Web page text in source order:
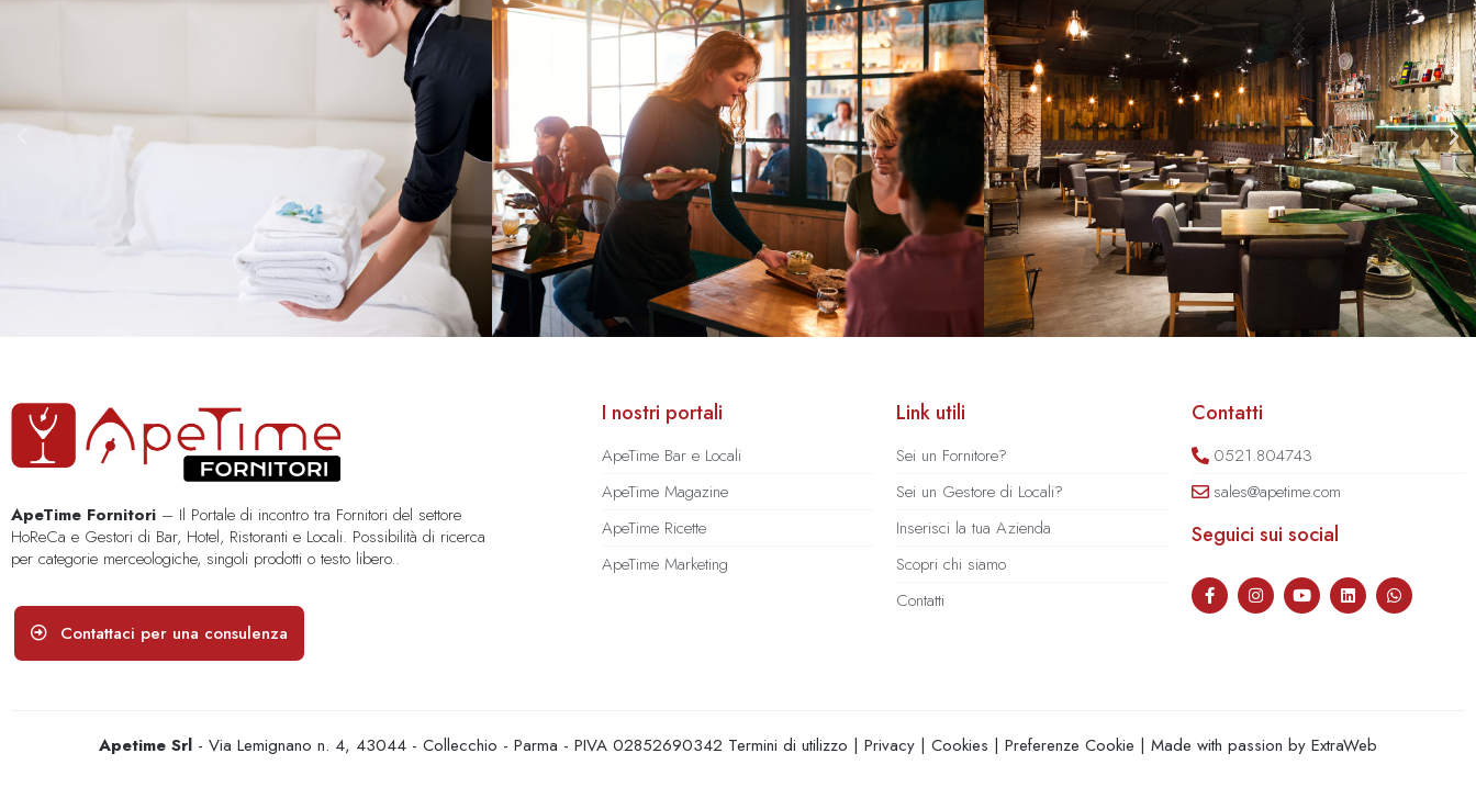
ApeTime Fornitori – Il Portale di incontro tra Fornitori del settore
HoReCa e Gestori di Bar, Hotel, Ristoranti e Locali. Possibilità di ricerca
per categorie merceologiche, singoli prodotti o testo libero..
Contattaci per una consulenza
I nostri portali
ApeTime Bar e Locali
ApeTime Magazine
ApeTime Ricette
ApeTime Marketing
Link utili
Sei un Fornitore?
Sei un Gestore di Locali?
Inserisci la tua Azienda
Scopri chi siamo
Contatti
Contatti
0521.804743
sales@apetime.com
Seguici sui social
Apetime Srl - Via Lemignano n. 4, 43044 - Collecchio - Parma - PIVA 02852690342 Termini di utilizzo | Privacy | Cookies | Preferenze Cookie | Made with passion by ExtraWeb